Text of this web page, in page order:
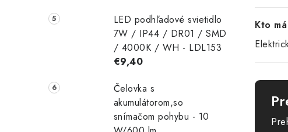
LED podhľadové svietidlo
7W / IP44 / DR01 / SMD
/ 4000K / WH - LDL153
€9,40
Čelovka s
akumulátorom,so
snímačom pohybu - 10
Kto